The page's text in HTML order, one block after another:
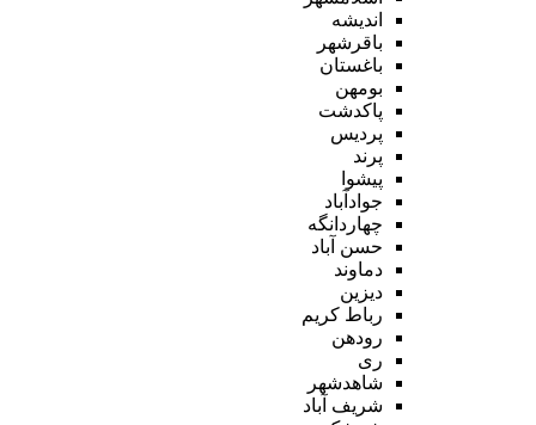
اندیشه
باقرشهر
باغستان
بومهن
پاکدشت
پردیس
پرند
پیشوا
جوادآباد
چهاردانگه
حسن آباد
دماوند
دیزین
رباط کریم
رودهن
ری
شاهدشهر
شریف آباد